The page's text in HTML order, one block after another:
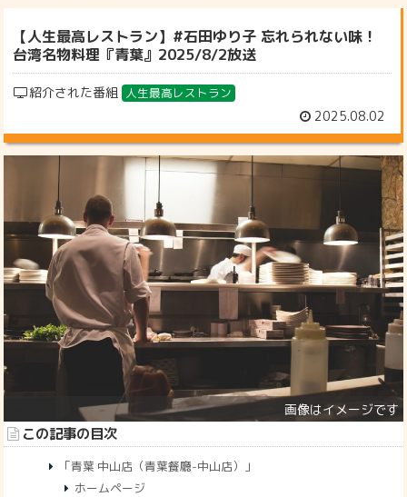
【人生最高レストラン】#石田ゆり子 忘れられない味！
台湾名物料理『青葉』2025/8/2放送
紹介された番組 人生最高レストラン
2025.08.02
この記事の目次
「青葉 中山店（青葉餐廳-中山店）」
ホームページ